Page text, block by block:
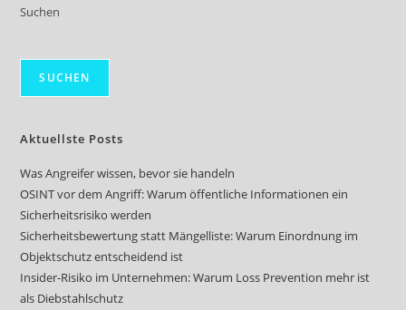
Und
Suchen
SUCHEN
Aktuellste Posts
Was Angreifer wissen, bevor sie handeln
OSINT vor dem Angriff: Warum öffentliche Informationen ein
Sicherheitsrisiko werden
Sicherheitsbewertung statt Mängelliste: Warum Einordnung im
Objektschutz entscheidend ist
Insider-Risiko im Unternehmen: Warum Loss Prevention mehr ist
als Diebstahlschutz